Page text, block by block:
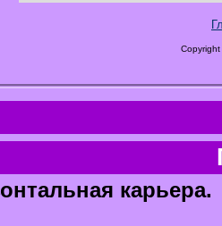
карьера.